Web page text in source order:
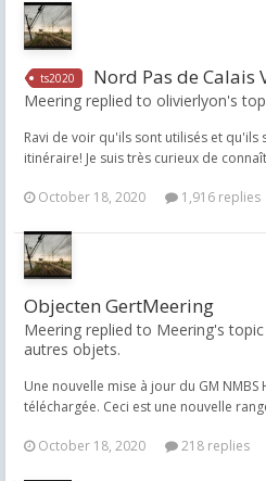
ts2020 Nord Pas de Calais
Meering replied to olivierlyon's
Ravi de voir qu'ils sont utilisés et
itinéraire! Je suis très curieux de
October 18, 2020 1,916 replies
Objecten GertMeering
Meering replied to Meering's topic
autres objets.
Une nouvelle mise à jour du GM
téléchargée. Ceci est une nouvelle
October 18, 2020 218 replies